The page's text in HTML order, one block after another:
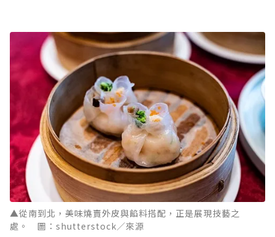
▲從南到北，美味燒賣外皮與餡料搭配，正是展現技藝之
處。 圖：shutterstock／來源